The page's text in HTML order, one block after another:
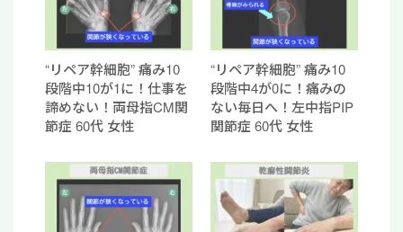
“リペア幹細胞” 痛み10
段階中10が1に！仕事を
諦めない！両母指CM関
節症 60代 女性
“リペア幹細胞” 痛み10
段階中4が0に！痛みの
ない毎日へ！左中指PIP
関節症 60代 女性